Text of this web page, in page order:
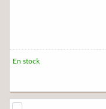
En stock